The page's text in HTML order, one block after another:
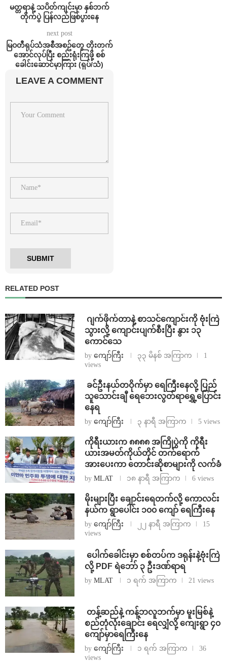
မတ္တရာနဲ့ သပိတ်ကျင်းမှာ နှစ်ဘက်
တိုက်ပွဲ ပြန်လည်ဖြစ်ပွားနေ
next post
မြဝတီရုပ်သံအစီအစဥ်တွေ တိုးတက်
အောင်လုပ်ပြီး စည်းရုံးကြဖို့ စစ်
ခေါင်းဆောင်မှာကြား (ရုပ်/သံ)
LEAVE A COMMENT
RELATED POST
⁨⁩ ⁨ဂျက်ဖိုက်တာနဲ့ စာသင်ကျောင်းကို ဗုံးကြဲ
သွားလို့ ကျောင်းပျက်စီးပြီး နွား ၁၃
ကောင်သေ
by ကျော်ကြီး ၃၃ မိနစ် အကြာက
1
views
⁩ ⁨ခင်ဦးနယ်တဝိုက်မှာ ရေကြီးနေလို့ ပြည်
သူသောင်းချီ ရေဘေးလွတ်ရာရွှေ့ပြောင်း
နေရ
by ကျော်ကြီး ၃ နာရီ အကြာက 5 views
ကိုရီးယားက ၈၈၈၈ အကြိုပွဲကို ကိုရီး
ယားအမတ်ကိုယ်တိုင် တက်ရောက်
အားပေးကာ တောင်းဆိုစာများကို လက်ခံ
by MLAT ၁၈ နာရီ အကြာက 6 views
⁨မိုးများပြီး ချောင်းရေတက်လို့ ကောလင်း
နယ်က ရွာပေါင်း ၁၀၀ ကျော် ရေကြီးနေ
by ကျော်ကြီး ၂၂ နာရီ အကြာက
15
views
⁩ ⁨ပေါက်ခေါင်းမှာ စစ်တပ်က ဒရုန်းနဲ့ဗုံးကြဲ
လို့ PDF ရဲဘော် ၃ ဦးဒဏ်ရာရ
by MLAT ၁ ရက် အကြာက 21 views
⁩ ⁨တန့်ဆည်နဲ့ ကန့်ဘလူဘက်မှာ မူးမြစ်နဲ့
စည်တုံလုံးချောင်း ရေလျှံလို့ ကျေးရွာ ၄၀
ကျော်မှာရေကြီးနေ
by ကျော်ကြီး ၁ ရက် အကြာက
36
views